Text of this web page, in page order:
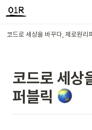
코드로 세상을 바꾸다, 제로원리
코드로 세상
퍼블릭